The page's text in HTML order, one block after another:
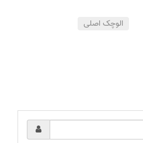
الوچک اصلی